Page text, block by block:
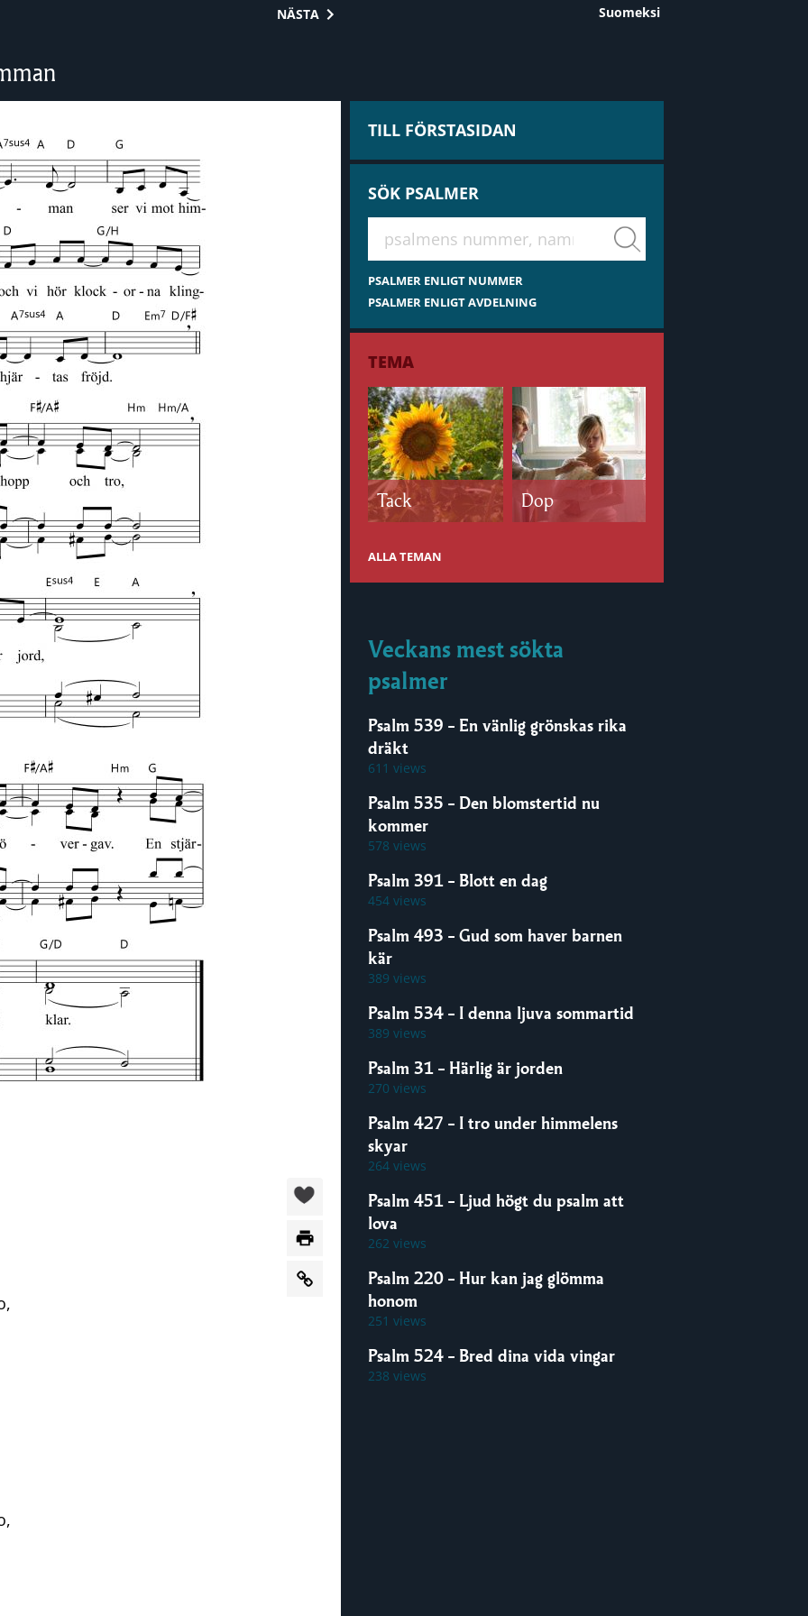
Suomeksi
NÄSTA
TILL FÖRSTASIDAN
SÖK PSALMER
Hae virsiä
PSALMER ENLIGT NUMMER
PSALMER ENLIGT AVDELNING
TEMA
Tack Dop
ALLA TEMAN
Veckans mest sökta
psalmer
Psalm 539 – En vänlig grönskas rika
dräkt
611 views
Psalm 535 – Den blomstertid nu
kommer
578 views
Psalm 391 – Blott en dag
454 views
Psalm 493 – Gud som haver barnen
kär
389 views
Psalm 534 – I denna ljuva sommartid
389 views
Psalm 31 – Härlig är jorden
270 views
Psalm 427 – I tro under himmelens
skyar
264 views
Psalm 451 – Ljud högt du psalm att
lova
262 views
Psalm 220 – Hur kan jag glömma
honom
251 views
Psalm 524 – Bred dina vida vingar
238 views